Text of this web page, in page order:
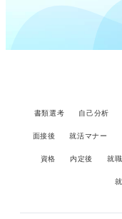
書類選考 自己分析
面接後 就活マナー
資格 内定後 就